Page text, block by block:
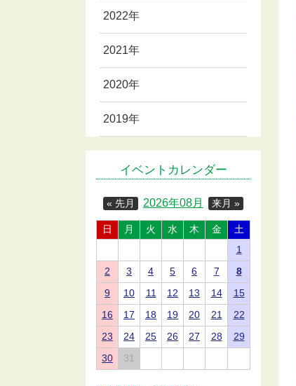
2022年
2021年
2020年
2019年
イベントカレンダー
« 先月 来月 »
2026年08月
日 月 火 水 木 金
土
1
2 3 4 5 6 7 8
9 10 11 12 13 14 15
16 17 18 19 20 21 22
23 24 25 26 27 28 29
30 31